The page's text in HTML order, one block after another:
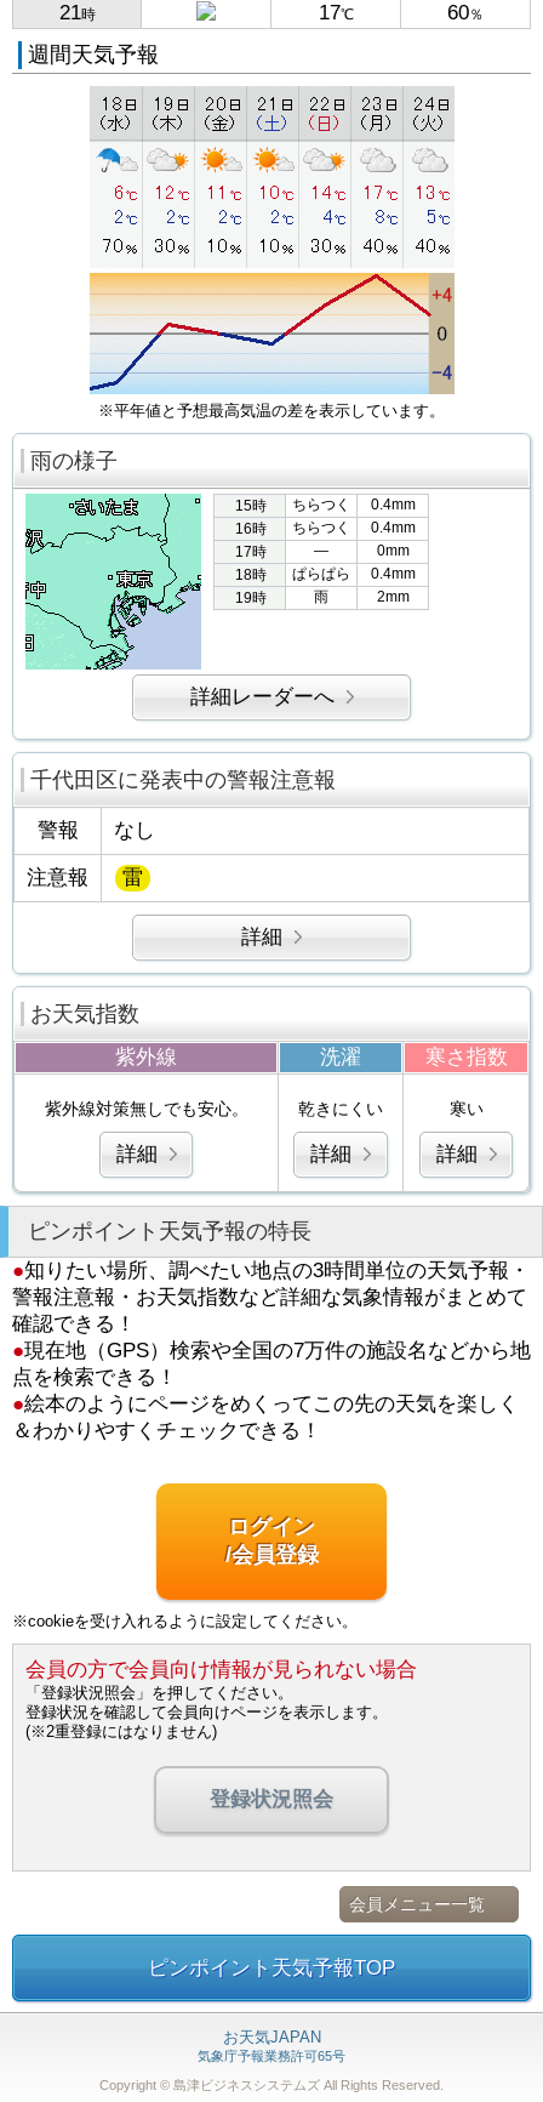
21時 17℃ 60％
週間天気予報
※平年値と予想最高気温の差を表示しています。
雨の様子
15時 ちらつく
0.4mm
16時
ちらつく
0.4mm
17時
―
0mm
18時
ぱらぱら
0.4mm
19時
雨 2mm
詳細レーダーへ
千代田区に発表中の警報注意報
警報 なし
注意報 雷
詳細
お天気指数
紫外線 洗濯 寒さ指数
紫外線対策無しでも安心。
詳細
乾きにくい
詳細
寒い
詳細
ピンポイント天気予報の特長
●知りたい場所、調べたい地点の3時間単位の天気予報・
警報注意報・お天気指数など詳細な気象情報がまとめて
確認できる！
●現在地（GPS）検索や全国の7万件の施設名などから地
点を検索できる！
●絵本のようにページをめくってこの先の天気を楽しく
＆わかりやすくチェックできる！
ログイン
/会員登録
※cookieを受け入れるように設定してください。
会員の方で会員向け情報が見られない場合
「登録状況照会」を押してください。
登録状況を確認して会員向けページを表示します。
(※2重登録にはなりません)
登録状況照会
会員メニュー一覧
ピンポイント天気予報TOP
お天気JAPAN
気象庁予報業務許可65号
Copyright © 島津ビジネスシステムズ All Rights Reserved.